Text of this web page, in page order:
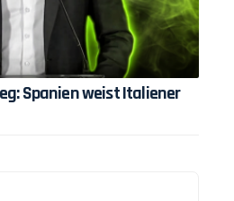
Spanien weist Italiener